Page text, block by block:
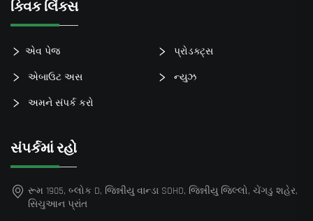
ક્વિક લિંક્સ
એવ પેજ પ્રોડક્ટ્સ
એબાઉટ અસ ન્યુઝ
અમને સંપર્ક કરો
સંપર્કમાં રહો
રૂમ 1905, બ્લોક D, જિન્નીયુ વાન્ડા SOHO, જિન્નીયુ જિલ્લો, ચેંગડુ શહેર,
સિચુઆન પ્રાંત